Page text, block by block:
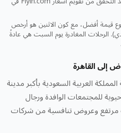
قيمة أفضل، مع كون الاثنين هو أرخص
468 ريال سعودي). الرحلات المغادرة يوم السبت هي عادةً
إلى القاهرة
العربية السعودية بأكبر مدينة
للمجتمعات الوافدة ورجال
مرتفع وعروض تنافسية من شركات